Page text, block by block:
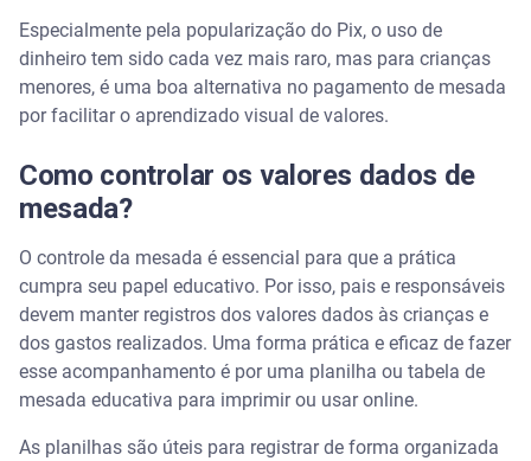
Especialmente pela popularização do Pix, o uso de
dinheiro tem sido cada vez mais raro, mas para crianças
menores, é uma boa alternativa no pagamento de mesada
por facilitar o aprendizado visual de valores.
Como controlar os valores dados de
mesada?
O controle da mesada é essencial para que a prática
cumpra seu papel educativo. Por isso, pais e responsáveis
devem manter registros dos valores dados às crianças e
dos gastos realizados. Uma forma prática e eficaz de fazer
esse acompanhamento é por uma planilha ou tabela de
mesada educativa para imprimir ou usar online.
As planilhas são úteis para registrar de forma organizada